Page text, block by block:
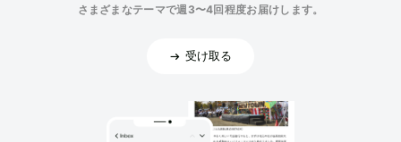
さまざまなテーマで週3〜4回程度お届けします。
受け取る